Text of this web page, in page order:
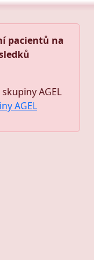
pacientů na
AGEL
AGEL